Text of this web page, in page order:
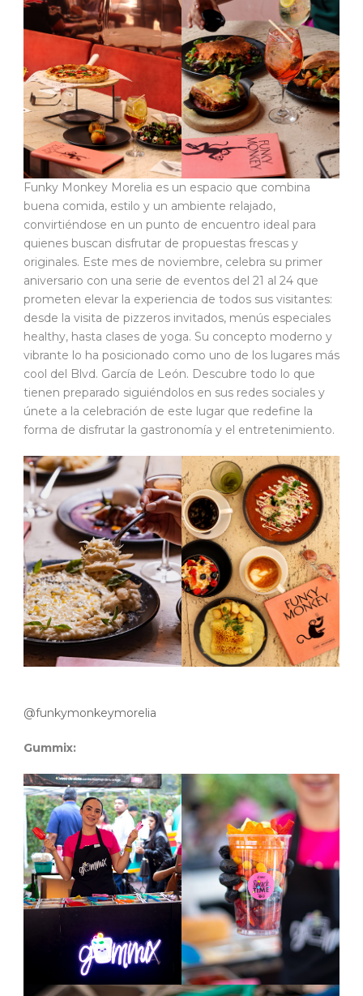
Funky Monkey Morelia es un espacio que combina
buena comida, estilo y un ambiente relajado,
convirtiéndose en un punto de encuentro ideal para
quienes buscan disfrutar de propuestas frescas y
originales. Este mes de noviembre, celebra su primer
aniversario con una serie de eventos del 21 al 24 que
prometen elevar la experiencia de todos sus visitantes:
desde la visita de pizzeros invitados, menús especiales
healthy, hasta clases de yoga. Su concepto moderno y
vibrante lo ha posicionado como uno de los lugares más
cool del Blvd. García de León. Descubre todo lo que
tienen preparado siguiéndolos en sus redes sociales y
únete a la celebración de este lugar que redefine la
forma de disfrutar la gastronomía y el entretenimiento.
@funkymonkeymorelia
Gummix: